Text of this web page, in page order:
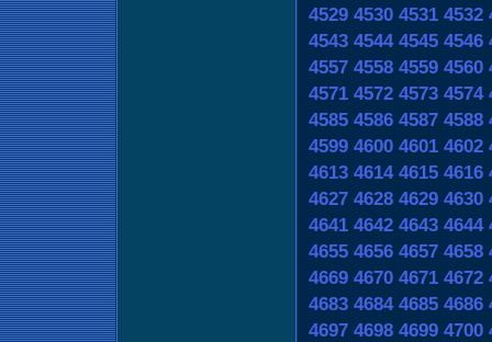
4529 4530 4531 4532
4543 4544 4545 4546
4557 4558 4559 4560
4571 4572 4573 4574
4585 4586 4587 4588
4599 4600 4601 4602
4613 4614 4615 4616
4627 4628 4629 4630
4641 4642 4643 4644
4655 4656 4657 4658
4669 4670 4671 4672
4683 4684 4685 4686
4697 4698 4699 4700